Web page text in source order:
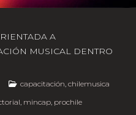
A
MUSICAL DENTRO
capacitación, chilemusica
, mincap, prochile